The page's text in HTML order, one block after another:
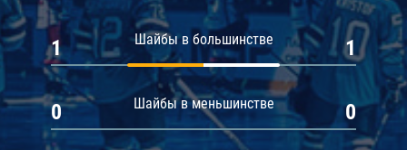
Шайбы в большинстве
1 1
Шайбы в меньшинстве
0 0